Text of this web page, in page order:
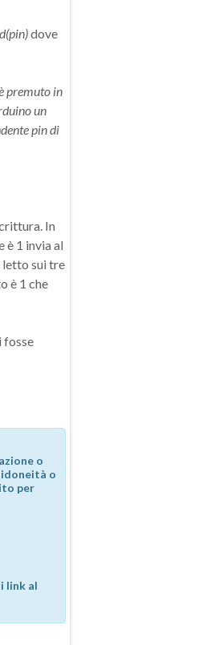
dove
premuto in
un
pin di
In
è 1 invia al
letto sui tre
è 1 che
fosse
o
o
per
link al